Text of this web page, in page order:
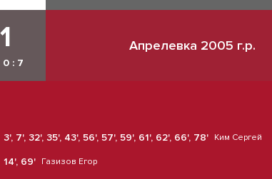
0 : 7
Апрелевка 2005 г.р.
Ким Сергей
3', 7', 32', 35', 43', 56', 57', 59', 61', 62', 66', 78'
Газизов Егор
14', 69'